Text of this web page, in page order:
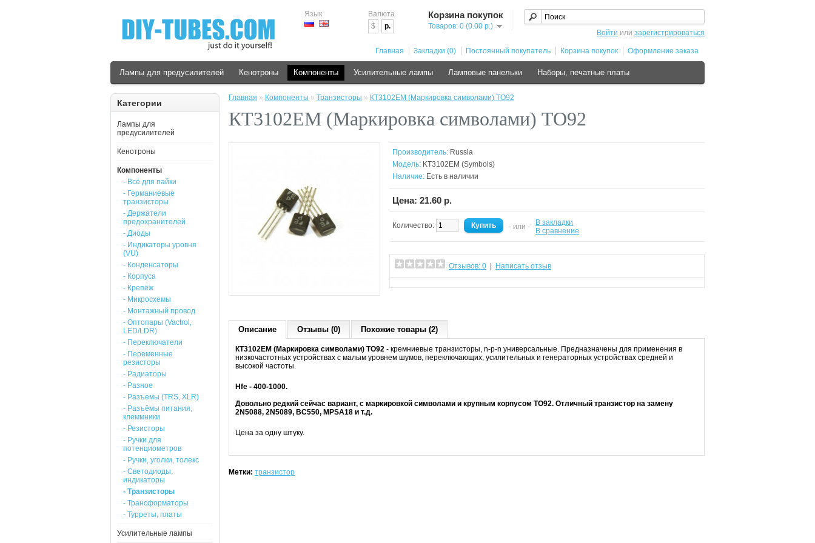
Язык
Валюта
$
р.
Корзина покупок
Товаров: 0 (0.00 р.)
Войти или зарегистрироваться
Главная Закладки (0) Постоянный покупатель Корзина покупок Оформление заказа
Лампы для предусилителей Кенотроны Компоненты Усилительные лампы Ламповые панельки Наборы, печатные платы
Категории
Лампы для
предусилителей
Кенотроны
Компоненты
- Всё для пайки
- Германиевые
транзисторы
- Держатели
предохранителей
- Диоды
- Индикаторы уровня
(VU)
- Конденсаторы
- Корпуса
- Крепёж
- Микросхемы
- Монтажный провод
- Оптопары (Vactrol,
LED/LDR)
- Переключатели
- Переменные
резисторы
- Радиаторы
- Разное
- Разъемы (TRS, XLR)
- Разъёмы питания,
клеммники
- Резисторы
- Ручки для
потенциометров
- Ручки, уголки, толекс
- Светодиоды,
индикаторы
- Транзисторы
- Трансформаторы
- Турреты, платы
Усилительные лампы
Главная » Компоненты » Транзисторы » КТ3102ЕМ (Маркировка символами) TO92
КТ3102ЕМ (Маркировка символами) TO92
Производитель: Russia
Модель: KT3102EM (Symbols)
Наличие: Есть в наличии
Цена: 21.60 р.
Количество: - или -
В закладки
В сравнение
Отзывов: 0 Написать отзыв
Описание Отзывы (0) Похожие товары (2)
КТ3102ЕМ (Маркировка символами) TO92 - кремниевые транзисторы, n-p-n универсальные. Предназначены для применения в
низкочастотных устройствах с малым уровнем шумов, переключающих, усилительных и генераторных устройствах средней и
высокой частоты.
Hfe - 400-1000.
Довольно редкий сейчас вариант, с маркировкой символами и крупным корпусом TO92. Отличный транзистор на замену
2N5088, 2N5089, BC550, MPSA18 и т.д.
Цена за одну штуку.
Метки: транзистор